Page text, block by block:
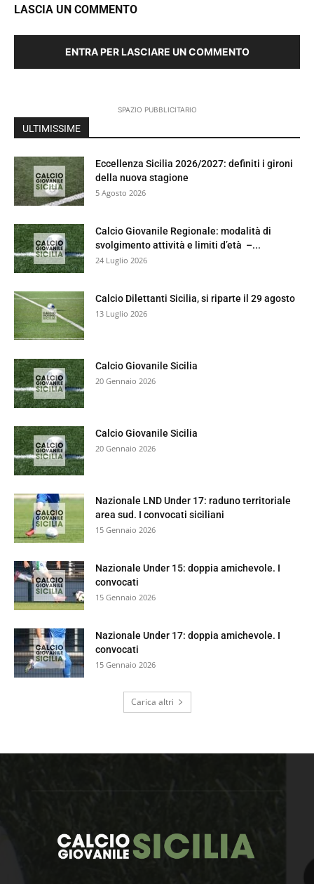
LASCIA UN COMMENTO
ENTRA PER LASCIARE UN COMMENTO
SPAZIO PUBBLICITARIO
ULTIMISSIME
Eccellenza Sicilia 2026/2027: definiti i gironi
della nuova stagione
5 Agosto 2026
Calcio Giovanile Regionale: modalità di
svolgimento attività e limiti d’età –...
24 Luglio 2026
Calcio Dilettanti Sicilia, si riparte il 29 agosto
13 Luglio 2026
Calcio Giovanile Sicilia
20 Gennaio 2026
Calcio Giovanile Sicilia
20 Gennaio 2026
Nazionale LND Under 17: raduno territoriale
area sud. I convocati siciliani
15 Gennaio 2026
Nazionale Under 15: doppia amichevole. I
convocati
15 Gennaio 2026
Nazionale Under 17: doppia amichevole. I
convocati
15 Gennaio 2026
Carica altri